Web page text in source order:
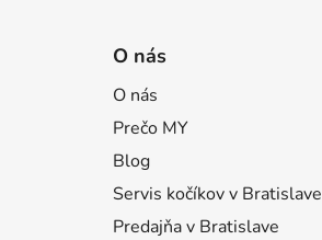
O nás
O nás
Prečo MY
Blog
Servis kočíkov v Bratislave
Predajňa v Bratislave